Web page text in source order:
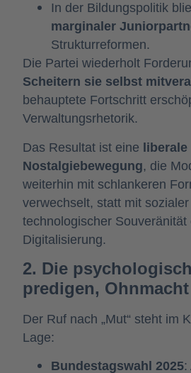
In der Bildungspolitik
marginaler
Strukturreformen.
Die Partei wiederholt
Scheitern sie selbst
behauptete Fortschritt
Verwaltungsrhetorik.
Das Resultat ist eine liberale
Nostalgiebewegung, die
weiterhin mit schlankeren
verwechselt, statt mit
technologischer
Digitalisierung.
2. Die
predigen,
Der Ruf nach „Mut“ steht im
Lage:
Bundestagswahl 2025: